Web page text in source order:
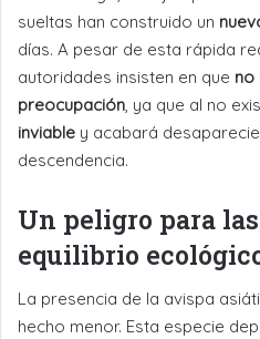
sueltas han construido un
días. A pesar de esta rápida
autoridades insisten en que no
preocupación, ya que al no
inviable y acabará
descendencia.
Un peligro para
equilibrio
La presencia de la avispa
hecho menor. Esta especie